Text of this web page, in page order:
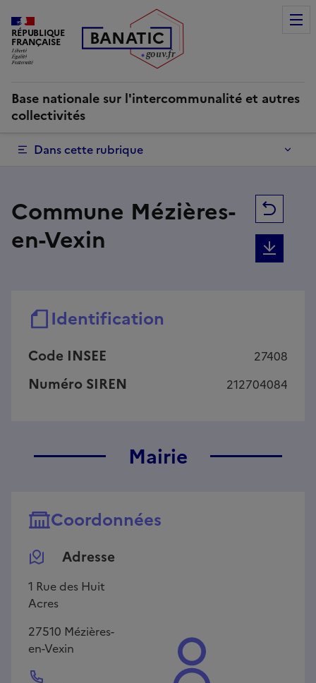
RÉPUBLIQUE
FRANÇAISE BANATIC
gouv.fr
Base nationale sur l'intercommunalité et autres
collectivités
Dans cette rubrique
Commune Mézières-
en-Vexin
Identification
Code INSEE 27408
Numéro SIREN 212704084
Mairie
Coordonnées
Adresse
1 Rue des Huit
Acres
27510 Mézières-
en-Vexin
Commune Mézières-en-Vexin | Base nationale sur